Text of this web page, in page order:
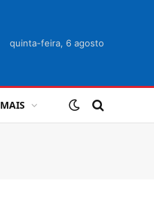
quinta-feira, 6 agosto
MAIS